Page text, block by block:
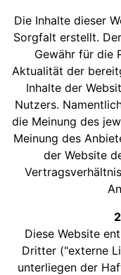
Die Inhalte dieser
Sorgfalt erstellt.
Gewähr für die
Aktualität der
Inhalte der
Nutzers.
die Meinung des
Meinung des
der Website
Diese Website
Dritter ("externe
unterliegen der